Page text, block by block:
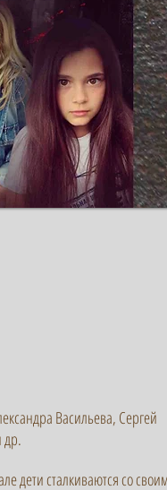
Васильева, Сергей
дети сталкиваются со